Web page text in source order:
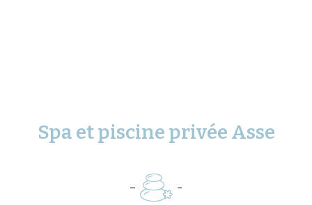
Spa et piscine privée Asse